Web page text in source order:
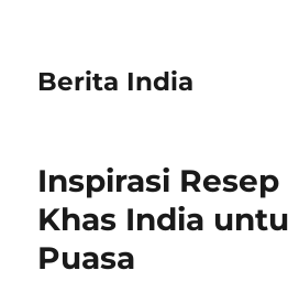
Berita India
Inspirasi
Khas India
Puasa